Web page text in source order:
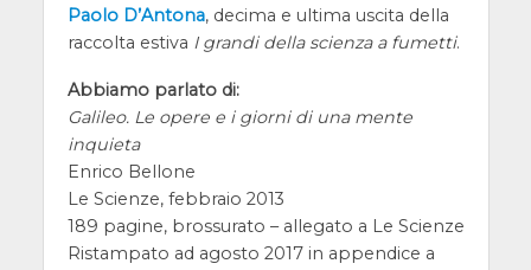
Paolo D’Antona, decima e ultima uscita della
raccolta estiva I grandi della scienza a fumetti.
Abbiamo parlato di:
Galileo. Le opere e i giorni di una mente
inquieta
Enrico Bellone
Le Scienze, febbraio 2013
189 pagine, brossurato – allegato a Le Scienze
Ristampato ad agosto 2017 in appendice a